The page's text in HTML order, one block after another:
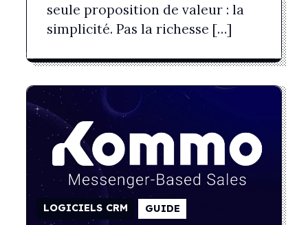
seule proposition de valeur : la
simplicité. Pas la richesse […]
LOGICIELS CRM GUIDE